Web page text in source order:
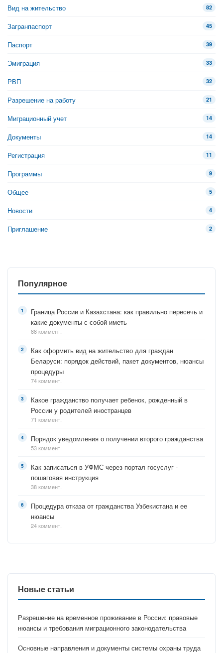
Вид на жительство 82
Загранпаспорт 45
Паспорт 39
Эмиграция 33
РВП 32
Разрешение на работу 21
Миграционный учет 14
Документы 14
Регистрация 11
Программы 9
Общее 5
Новости 4
Приглашение 2
Популярное
Граница России и Казахстана: как правильно пересечь и
какие документы с собой иметь
88 коммент.
Как оформить вид на жительство для граждан
Беларуси: порядок действий, пакет документов, нюансы
процедуры
74 коммент.
Какое гражданство получает ребенок, рожденный в
России у родителей иностранцев
71 коммент.
Порядок уведомления о получении второго гражданства
53 коммент.
Как записаться в УФМС через портал госуслуг -
пошаговая инструкция
38 коммент.
Процедура отказа от гражданства Узбекистана и ее
нюансы
24 коммент.
Новые статьи
Разрешение на временное проживание в России: правовые
нюансы и требования миграционного законодательства
Основные направления и документы системы охраны труда